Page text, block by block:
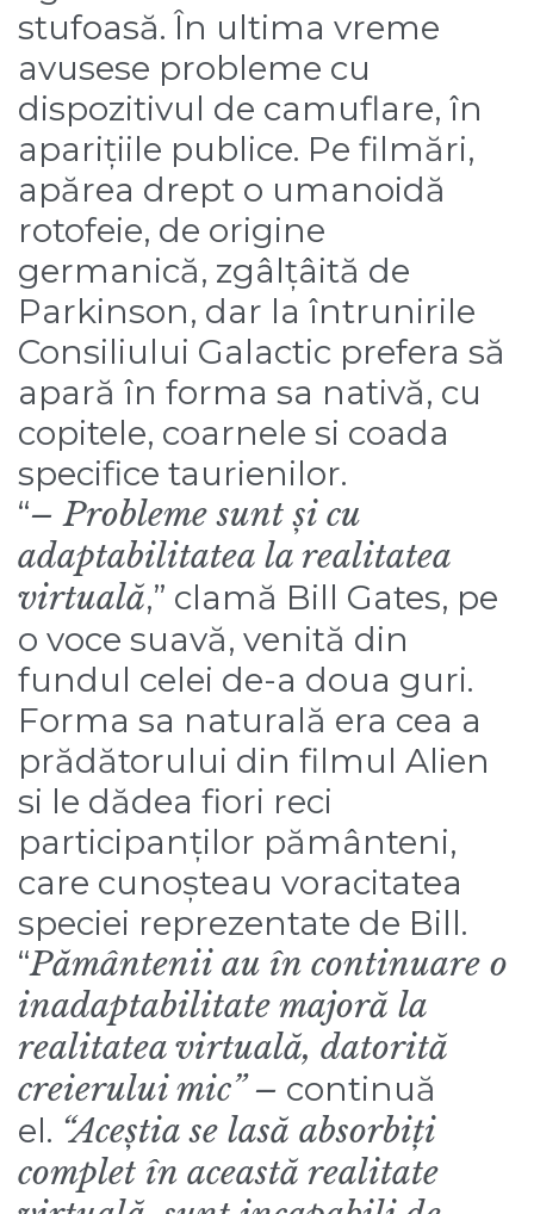
stufoasă. În ultima vreme
avusese probleme cu
dispozitivul de camuflare, în
aparițiile publice. Pe filmări,
apărea drept o umanoidă
rotofeie, de origine
germanică, zgâlțâită de
Parkinson, dar la întrunirile
Consiliului Galactic prefera să
apară în forma sa nativă, cu
copitele, coarnele si coada
specifice taurienilor.
“– Probleme sunt și cu
adaptabilitatea la realitatea
virtuală,” clamă Bill Gates, pe
o voce suavă, venită din
fundul celei de-a doua guri.
Forma sa naturală era cea a
prădătorului din filmul Alien
si le dădea fiori reci
participanților pământeni,
care cunoșteau voracitatea
speciei reprezentate de Bill.
“Pământenii au în continuare o
inadaptabilitate majoră la
realitatea virtuală, datorită
creierului mic” – continuă
el. “Aceștia se lasă absorbiți
complet în această realitate